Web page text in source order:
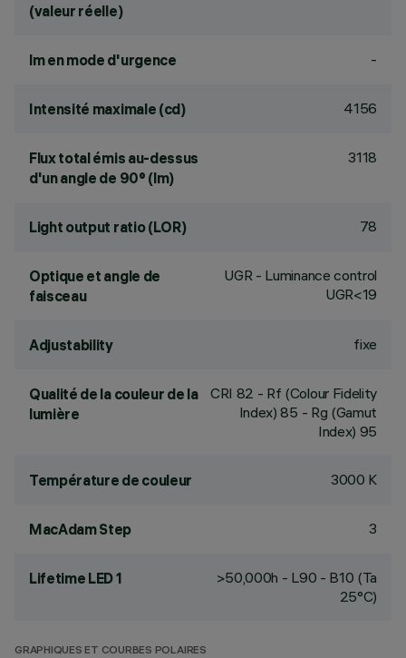
(valeur réelle)
lm en mode d'urgence -
Intensité maximale (cd) 4156
Flux total émis au-dessus
d'un angle de 90° (lm)
3118
Light output ratio (LOR) 78
Optique et angle de
faisceau
UGR - Luminance control
UGR<19
Adjustability fixe
Qualité de la couleur de la
lumière
CRI 82 - Rf (Colour Fidelity
Index) 85 - Rg (Gamut
Index) 95
Température de couleur 3000 K
MacAdam Step 3
Lifetime LED 1
>50,000h - L90 - B10 (Ta
25°C)
GRAPHIQUES ET COURBES POLAIRES